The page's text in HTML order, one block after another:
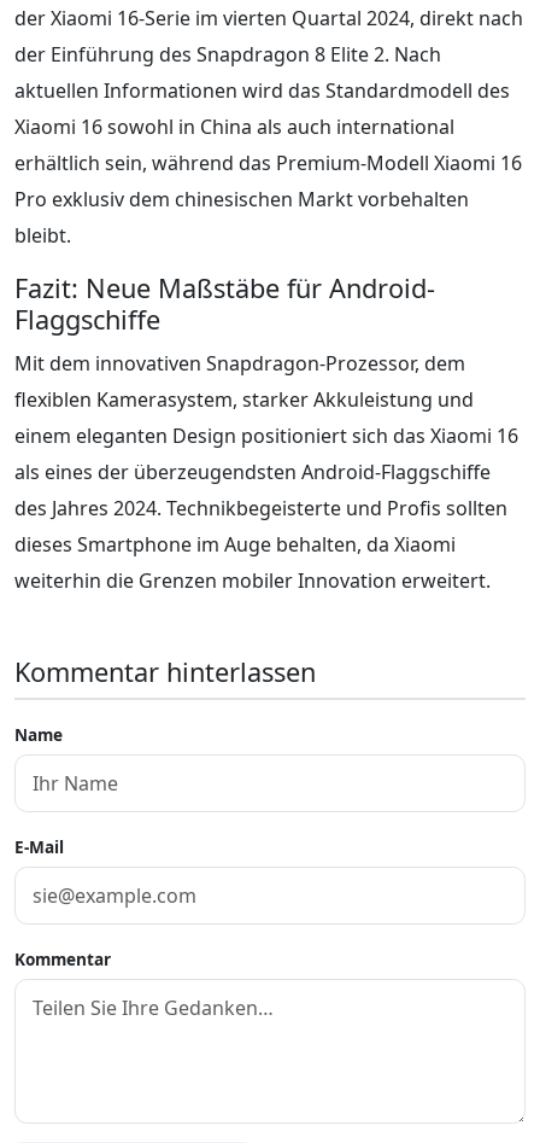
der Xiaomi 16-Serie im vierten Quartal 2024, direkt nach
der Einführung des Snapdragon 8 Elite 2. Nach
aktuellen Informationen wird das Standardmodell des
Xiaomi 16 sowohl in China als auch international
erhältlich sein, während das Premium-Modell Xiaomi 16
Pro exklusiv dem chinesischen Markt vorbehalten
bleibt.
Fazit: Neue Maßstäbe für Android-
Flaggschiffe
Mit dem innovativen Snapdragon-Prozessor, dem
flexiblen Kamerasystem, starker Akkuleistung und
einem eleganten Design positioniert sich das Xiaomi 16
als eines der überzeugendsten Android-Flaggschiffe
des Jahres 2024. Technikbegeisterte und Profis sollten
dieses Smartphone im Auge behalten, da Xiaomi
weiterhin die Grenzen mobiler Innovation erweitert.
Kommentar hinterlassen
Name
E-Mail
Kommentar